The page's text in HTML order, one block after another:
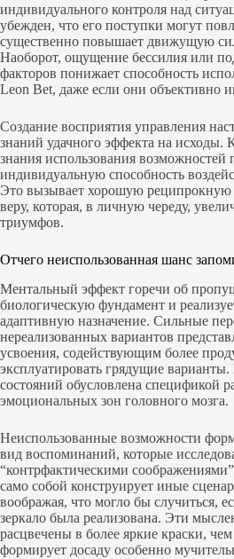
индивидуального контроля над
убежден, что его поступки могут
существенно повышает движущую
Наоборот, ощущение бессилия или
факторов понижает способность
Leon Bet, даже если они объективно
Создание восприятия управления
знаний удачного эффекта на
знания использования
индивидуальную способность
Это вызывает хорошую реципрокную
веру, которая, в личную череду,
триумфов.
Отчего неиспользованная шанс
Ментальный эффект горечи об
биологическую фундамент и
адаптивную назначение. Сильные
нереализованных вариантов
усвоения, содействующим более
эксплуатировать грядущие
состояний обусловлена спецификой
эмоциональных зон головного мозга.
Неиспользованные возможности
вид воспоминаний, которые
“контрфактическими
само собой конструирует иные
воображая, что могло бы случиться,
зеркало была реализована. Эти
расцвечены в более яркие краски,
формирует досаду особенно